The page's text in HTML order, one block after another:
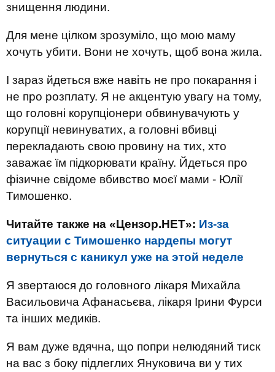
знищення людини.
Для мене цілком зрозуміло, що мою маму
хочуть убити. Вони не хочуть, щоб вона жила.
І зараз йдеться вже навіть не про покарання і
не про розплату. Я не акцентую увагу на тому,
що головні корупціонери обвинувачують у
корупції невинуватих, а головні вбивці
перекладають свою провину на тих, хто
заважає їм підкорювати країну. Йдеться про
фізичне свідоме вбивство моєї мами - Юлії
Тимошенко.
Читайте также на «Цензор.НЕТ»: Из-за
ситуации с Тимошенко нардепы могут
вернуться с каникул уже на этой неделе
Я звертаюся до головного лікаря Михайла
Васильовича Афанасьєва, лікаря Ірини Фурси
та інших медиків.
Я вам дуже вдячна, що попри нелюдяний тиск
на вас з боку підлеглих Януковича ви у тих